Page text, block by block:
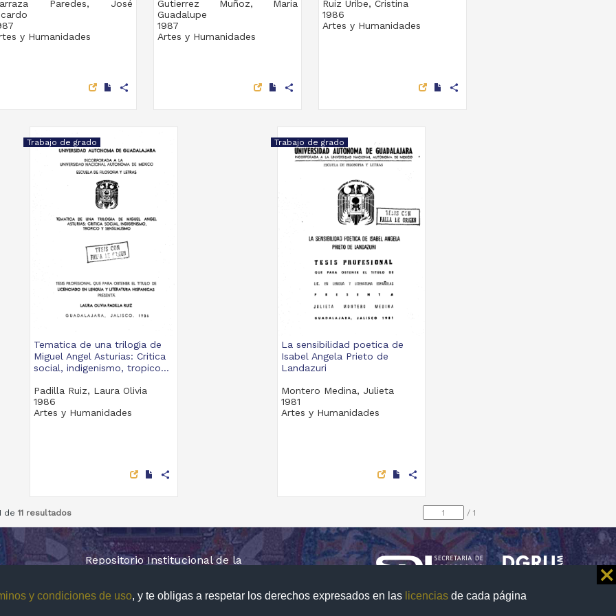
y condiciones de uso, y te obligas a respetar los derechos expresados en las licenciasde cada página
⨯
Paredes, José
y Humanidades
share
Gutierrez Muñoz, Maria
Guadalupe
1987
Artes y Humanidades
share
Ruiz Uribe, Cristina
1986
Artes y Humanidades
share
Trabajo de grado
Tematica de una trilogia de
Miguel Angel Asturias: Critica
social, indigenismo, tropico...
Padilla Ruiz, Laura Olivia
1986
Artes y Humanidades
share
Trabajo de grado
La sensibilidad poetica de
Isabel Angela Prieto de
Landazuri
Montero Medina, Julieta
1981
Artes y Humanidades
share
de11 resultados / 1
Repositorio Institucional de la